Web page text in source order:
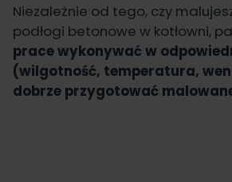
Niezależnie od tego, czy
podłogi betonowe w kotłowni,
prace wykonywać w
(wilgotność, temperatura,
dobrze przygotować